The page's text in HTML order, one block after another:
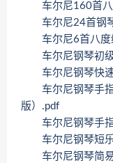
车尔尼160首八
车尔尼24首钢琴
车尔尼6首八度
车尔尼钢琴初级
车尔尼钢琴快速
车尔尼钢琴手指
版）.pdf
车尔尼钢琴手指
车尔尼钢琴短乐
车尔尼钢琴简易